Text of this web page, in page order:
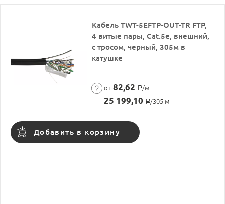
Кабель TWT-5EFTP-OUT-TR FTP,
4 витые пары, Cat.5e, внешний,
с тросом, черный, 305м в
катушке
от 82,62 Р/м
25 199,10 Р/305 м
Добавить в корзину